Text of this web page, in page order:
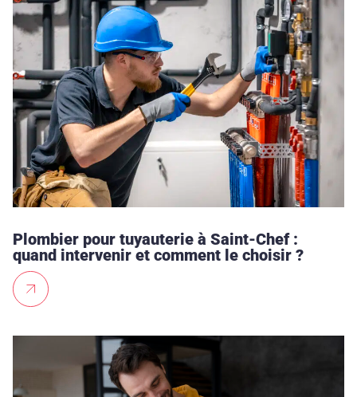
Plombier pour tuyauterie à Saint-Chef :
quand intervenir et comment le choisir ?